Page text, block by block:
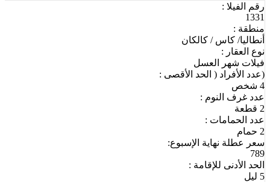
رقم الفيلا :
1331
منطقة :
أنطاليا/ كاس / كالكان
نوع العقار :
فيلات شهر العسل
(عدد الأفراد ( الحد الأقصى :
4 شخص
عدد غرف النوم :
2 قطعة
عدد الحمامات :
2 حمام
سعر عطلة نهاية الإسبوع:
789
الحد الأدنى للإقامة :
5 ليل